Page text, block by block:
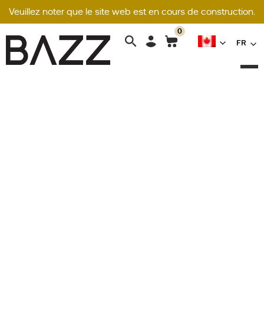
Veuillez noter que le site web est en cours de construction.
0
FR
Search
for: